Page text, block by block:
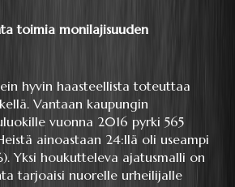
toimia monilajisuuden
hyvin haasteellista toteuttaa
Vantaan kaupungin
vuonna 2016 pyrki 565
ainoastaan 24:llä oli useampi
Yksi houkutteleva ajatusmalli on
tarjoaisi nuorelle urheilijalle